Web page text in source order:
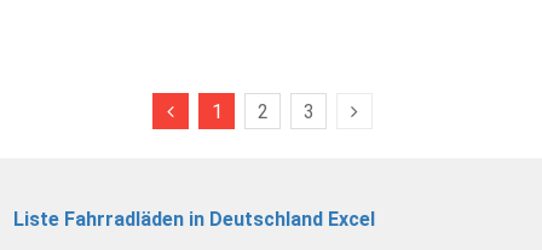
1 2 3
Liste Fahrradläden in Deutschland Excel